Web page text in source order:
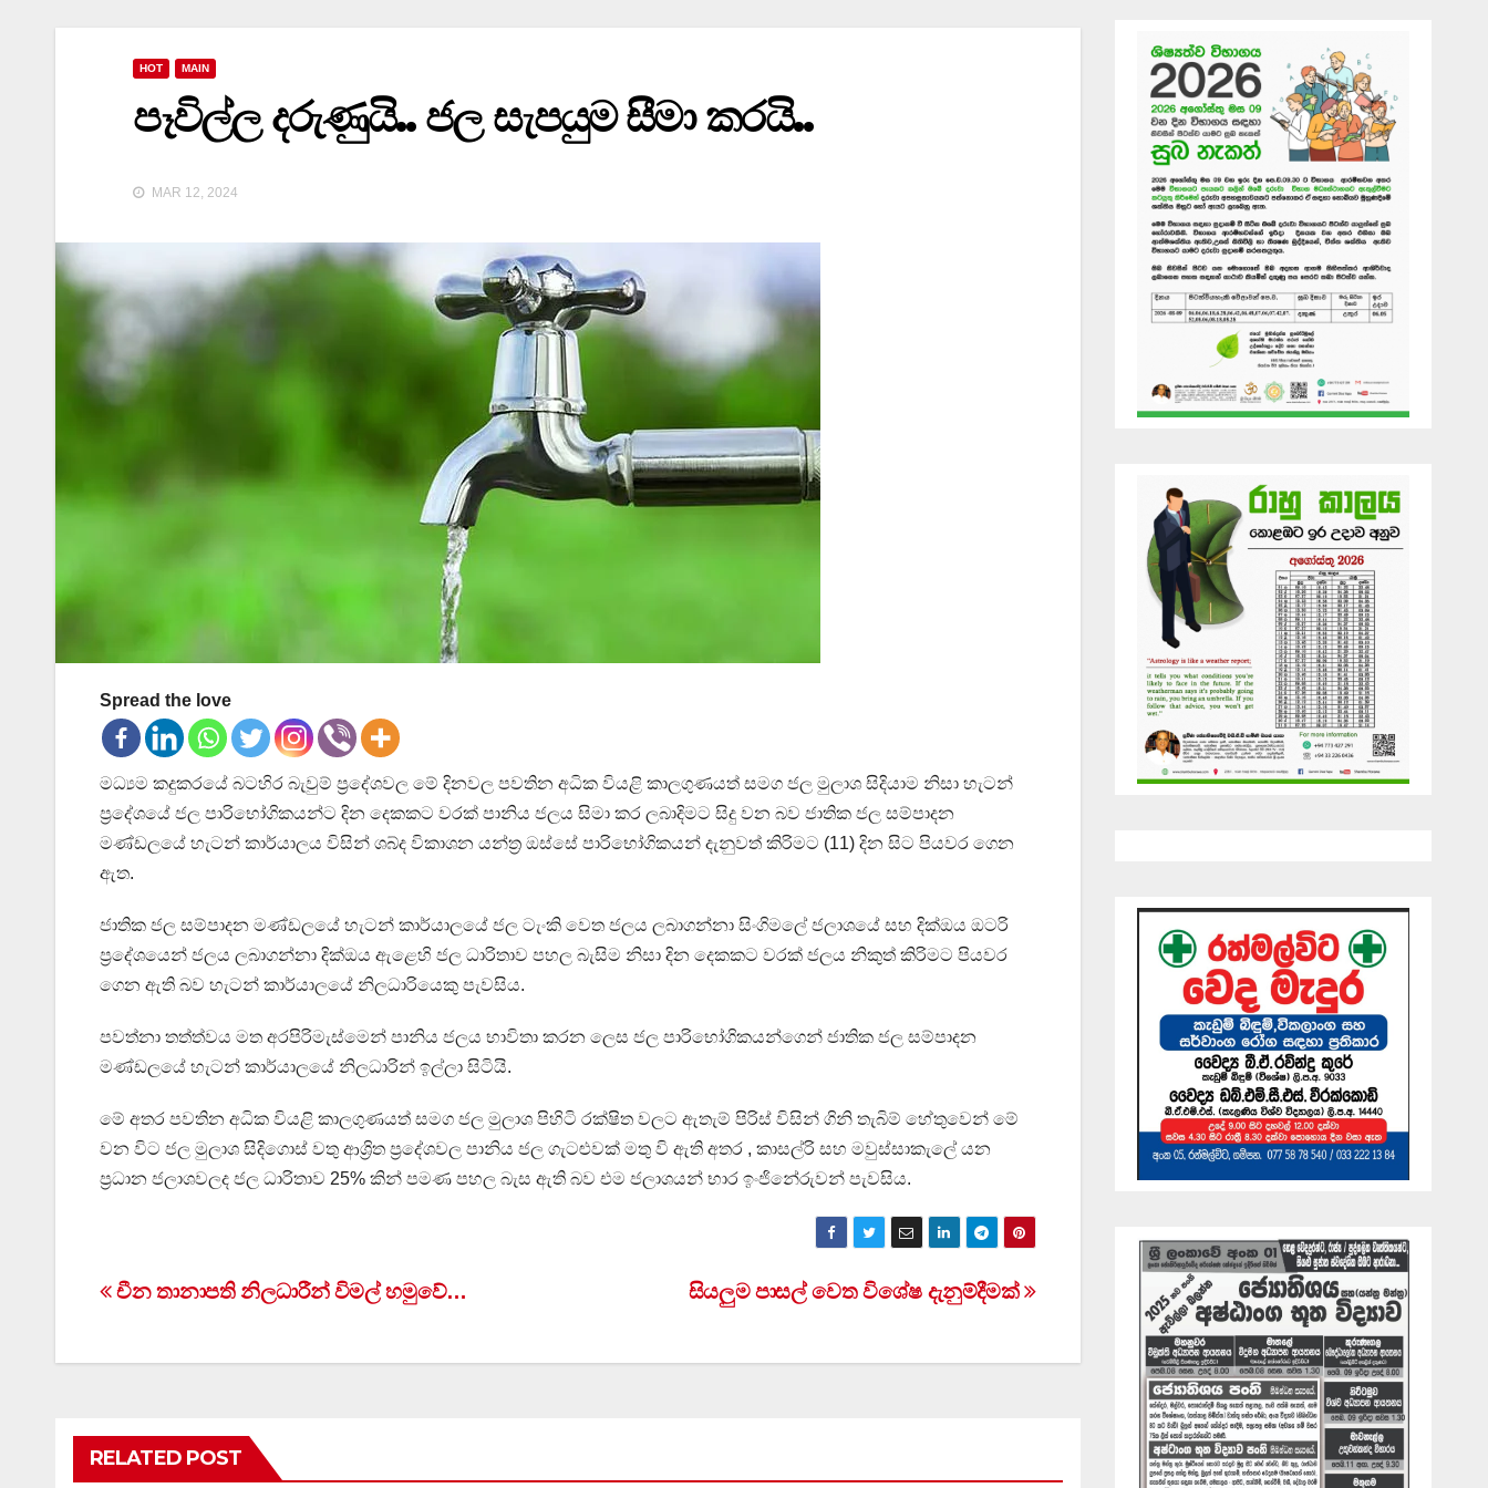
HOT MAIN
පෑවිල්ල දරුණුයි.. ජල සැපයුම සීමා කරයි..
MAR 12, 2024
Spread the love
මධ්‍යම කදුකරයේ බටහිර බැවුම් ප්‍රදේශවල මේ දිනවල පවතින අධික වියළි කාලගුණයත් සමග ජල මුලාශ සිදියාම නිසා හැටන්
ප්‍රදේශයේ ජල පාරිභෝගිකයන්ට දින දෙකකට වරක් පානිය ජලය සිමා කර ලබාදිමට සිදු වන බව ජාතික ජල සම්පාදන
මණ්ඩලයේ හැටන් කාර්යාලය විසින් ශබ්ද විකාශන යන්ත්‍ර ඔස්සේ පාරිභෝගිකයන් දැනුවත් කිරිමට (11) දින සිට පියවර ගෙන
ඇත.
ජාතික ජල සම්පාදන මණ්ඩලයේ හැටන් කාර්යාලයේ ජල ටැංකි වෙත ජලය ලබාගන්නා සිංගිමලේ ජලාශයේ සහ දික්ඔය ඔටරි
ප්‍රදේශයෙන් ජලය ලබාගන්නා දික්ඔය ඇළෙහි ජල ධාරිතාව පහල බැසිම නිසා දින දෙකකට වරක් ජලය නිකුත් කිරිමට පියවර
ගෙන ඇති බව හැටන් කාර්යාලයේ නිලධාරියෙකු පැවසිය.
පවත්නා තත්ත්වය මත අරපිරිමැස්මෙන් පානිය ජලය භාවිතා කරන ලෙස ජල පාරිභෝගිකයන්ගෙන් ජාතික ජල සම්පාදන
මණ්ඩලයේ හැටන් කාර්යාලයේ නිලධාරින් ඉල්ලා සිටියි.
මේ අතර පවතින අධික වියළි කාලගුණයත් සමග ජල මුලාශ පිහිටි රක්ෂිත වලට ඇතැම් පිරිස් විසින් ගිනි තැබිම් හේතුවෙන් මේ
වන විට ජල මුලාශ සිදිගොස් වතු ආශ්‍රිත ප්‍රදේශවල පානිය ජල ගැටළුවක් මතු වි ඇති අතර , කාසල්රි සහ මවුස්සාකැලේ යන
ප්‍රධාන ජලාශවලද ජල ධාරිතාව 25% කින් පමණ පහල බැස ඇති බව එම ජලාශයන් භාර ඉංජිනේරුවන් පැවසිය.
Post
සියලුම පාසල් වෙත විශේෂ දැනුම්දීමක්
චීන තානාපති නිලධාරීන් විමල් හමුවේ…
RELATED POST